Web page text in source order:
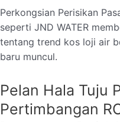
Perkongsian Perisikan
seperti JND WATER
tentang trend kos loji air
baru muncul.
Pelan Hala Tuju
Pertimbangan